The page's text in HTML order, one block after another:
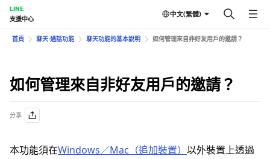
LINE
支援中心
中文(繁體)
首頁 聊天⋅通話功能 聊天功能的基本說明 如何管理來自非好友用戶的邀請？
如何管理來自非好友用戶的邀請？
分享
本功能須在Windows／Mac（追加裝置） 以外裝置上透過